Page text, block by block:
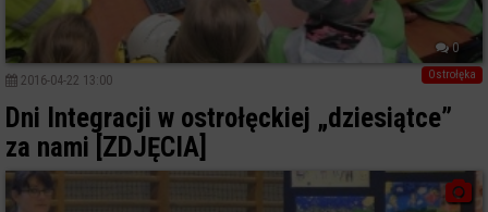
0
Ostrołęka
2016-04-22 13:00
Dni Integracji w ostrołęckiej „dziesiątce”
za nami [ZDJĘCIA]